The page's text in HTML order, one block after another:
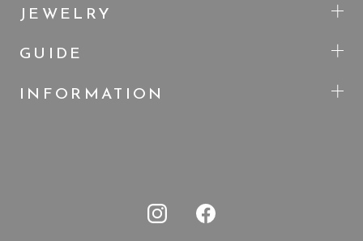
JEWELRY
GUIDE
INFORMATION